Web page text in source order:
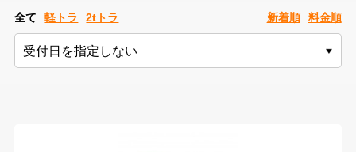
全て 軽トラ 2tトラ 新着順 料金順